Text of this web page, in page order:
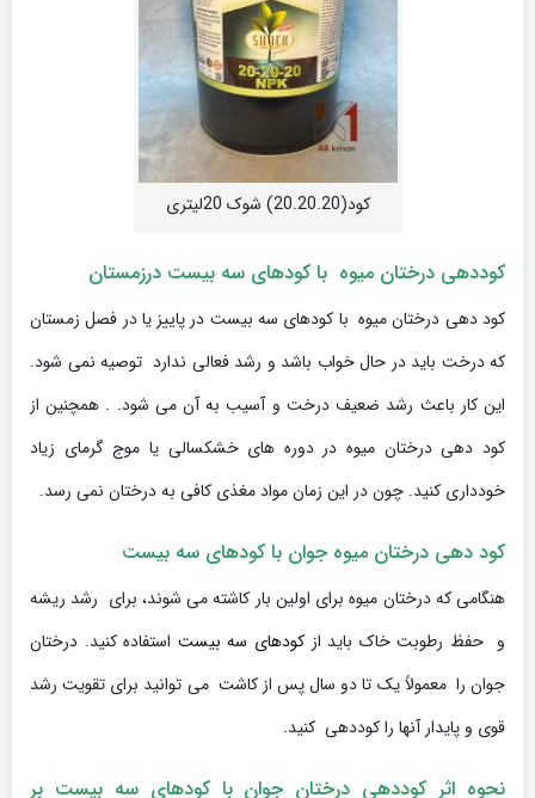
کود(20.20.20) شوک 20لیتری
کوددهی درختان میوه با کودهای سه بیست درزمستان
کود دهی درختان میوه با کودهای سه بیست در پاییز یا در فصل زمستان
که درخت باید در حال خواب باشد و رشد فعالی ندارد توصیه نمی شود.
این کار باعث رشد ضعیف درخت و آسیب به آن می شود. . همچنین از
کود دهی درختان میوه در دوره های خشکسالی یا موج گرمای زیاد
خودداری کنید. چون در این زمان مواد مغذی کافی به درختان نمی رسد.
کود دهی درختان میوه جوان با کودهای سه بیست
هنگامی که درختان میوه برای اولین بار کاشته می شوند، برای رشد ریشه
و حفظ رطوبت خاک باید ازکودهای سه بیست استفاده کنید. درختان
جوان را معمولاً یک تا دو سال پس از کاشت می توانید برای تقویت رشد
قوی و پایدار آنها را کوددهی کنید.
نحوه اثر کوددهی درختان جوان با کودهای سه بیست بر